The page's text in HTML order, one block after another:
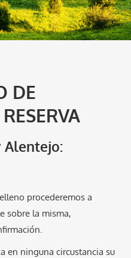
DE
Alentejo:
procederemos a
sobre la misma,
en ninguna circustancia su